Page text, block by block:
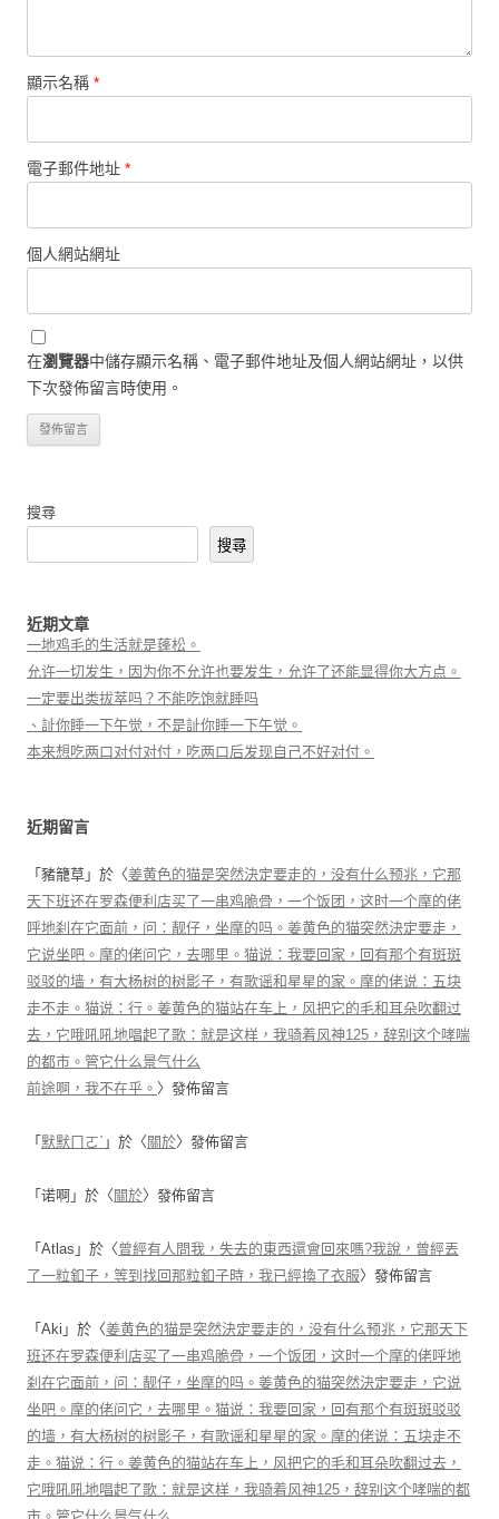
顯示名稱 *
電子郵件地址 *
個人網站網址
在瀏覽器中儲存顯示名稱、電子郵件地址及個人網站網址，以供
下次發佈留言時使用。
搜尋
搜尋
近期文章
一地鸡毛的生活就是蓬松。
允许一切发生，因为你不允许也要发生，允许了还能显得你大方点。
一定要出类拔萃吗？不能吃饱就睡吗
、訨你睡一下午觉，不是訨你睡一下午觉。
本来想吃两口对付对付，吃两口后发现自己不好对付。
近期留言
「 豬籠草 」於〈姜黄色的猫是突然決定要走的，没有什么预兆，它那
天下班还在罗森便利店买了一串鸡脆骨，一个饭团，这时一个摩的佬
呼地刹在它面前，问：靓仔，坐摩的吗。姜黄色的猫突然決定要走，
它说坐吧。摩的佬问它，去哪里。猫说：我要回家，回有那个有斑斑
驳驳的墙，有大杨树的树影子，有歌谣和星星的家。摩的佬说：五块
走不走。猫说：行。姜黄色的猫站在车上，风把它的毛和耳朵吹翻过
去，它哦吼吼地唱起了歌：就是这样，我骑着风神125，辞别这个哮喘
的都市。管它什么景气什么
前途啊，我不在乎。 〉發佈留言
「 默默ㄇㄛˋ 」於〈 關於〉發佈留言
「 诺啊 」於〈 關於〉發佈留言
「 Atlas 」於〈曾經有人問我，失去的東西還會回來嗎?我說，曾經丟
了一粒釦子，等到找回那粒釦子時，我已經換了衣服〉發佈留言
「 Aki 」於〈姜黄色的猫是突然決定要走的，没有什么预兆，它那天下
班还在罗森便利店买了一串鸡脆骨，一个饭团，这时一个摩的佬呼地
刹在它面前，问：靓仔，坐摩的吗。姜黄色的猫突然決定要走，它说
坐吧。摩的佬问它，去哪里。猫说：我要回家，回有那个有斑斑驳驳
的墙，有大杨树的树影子，有歌谣和星星的家。摩的佬说：五块走不
走。猫说：行。姜黄色的猫站在车上，风把它的毛和耳朵吹翻过去，
它哦吼吼地唱起了歌：就是这样，我骑着风神125，辞别这个哮喘的都